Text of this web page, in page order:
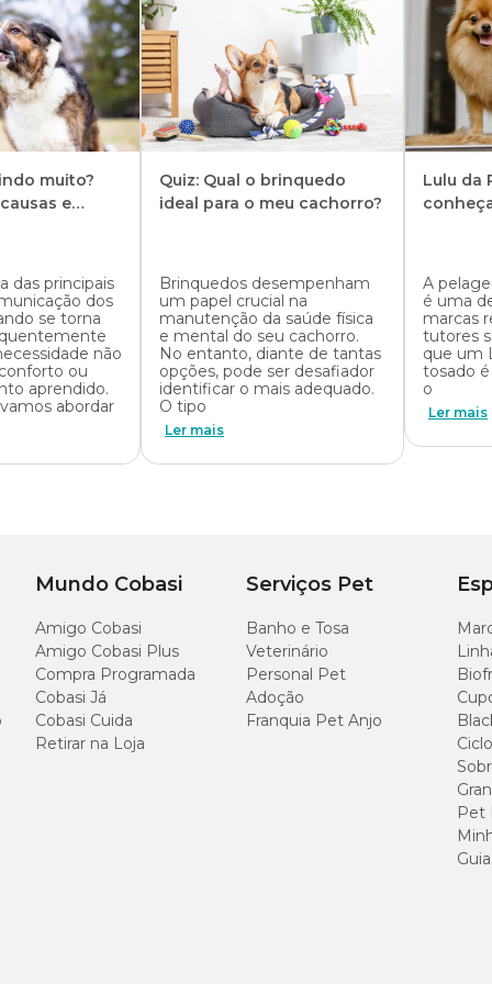
muito?
e
das principais
dos
se torna
não
ou
aprendido.
abordar
Quiz: Qual o brinquedo
ideal para o meu cachorro?
Brinquedos desempenham
um papel crucial na
manutenção da saúde física
e mental do seu cachorro.
No entanto, diante de tantas
opções, pode ser desafiador
identificar o mais adequado.
O tipo
Ler mais
Lulu da
A
é uma
marcas
tutores
que um
tosado
o
Ler mais
Mundo Cobasi
Amigo Cobasi
Amigo Cobasi Plus
Compra Programada
Cobasi Já
Cobasi Cuida
Retirar na Loja
Serviços Pet
Banho e Tosa
Veterinário
Personal Pet
Adoção
Franquia Pet Anjo
Pet